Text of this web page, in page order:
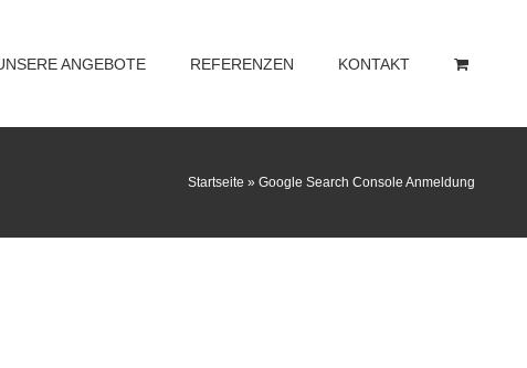
ANGEBOTE REFERENZEN KONTAKT
Startseite » Google Search Console Anmeldung